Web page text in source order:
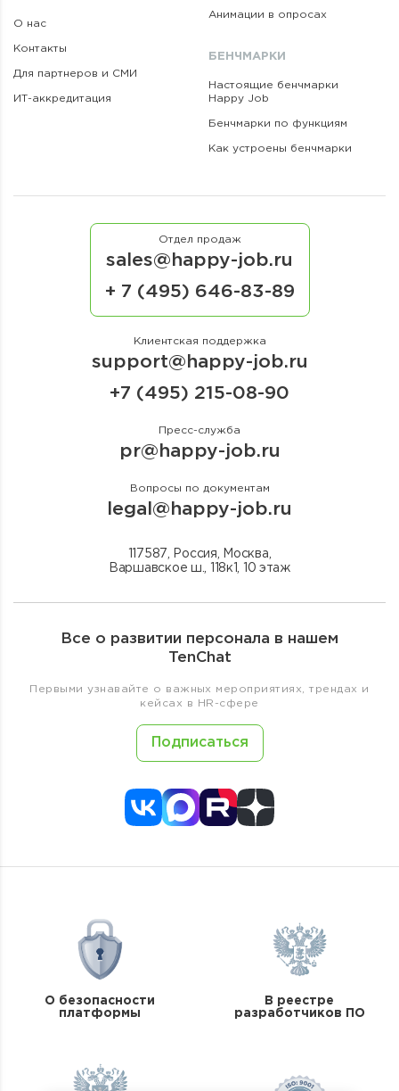
О нас
Контакты
Для партнеров и СМИ
ИТ-аккредитация
Анимации в опросах
БЕНЧМАРКИ
Настоящие бенчмарки
Happy Job
Бенчмарки по функциям
Как устроены бенчмарки
Отдел продаж
sales@happy-job.ru
+ 7 (495) 646-83-89
Клиентская поддержка
support@happy-job.ru
+7 (495) 215-08-90
Пресс-служба
pr@happy-job.ru
Вопросы по документам
legal@happy-job.ru
117587, Россия, Москва,
Варшавское ш., 118к1, 10 этаж
Все о развитии персонала в нашем
TenChat
Первыми узнавайте о важных мероприятиях, трендах и
кейсах в HR-сфере
Подписаться
О безопасности
платформы
В реестре
разработчиков ПО